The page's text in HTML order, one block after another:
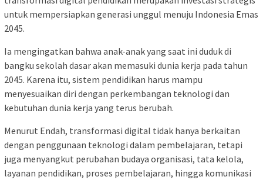
untuk mempersiapkan generasi unggul menuju Indonesia Emas
2045.
Ia mengingatkan bahwa anak-anak yang saat ini duduk di
bangku sekolah dasar akan memasuki dunia kerja pada tahun
2045. Karena itu, sistem pendidikan harus mampu
menyesuaikan diri dengan perkembangan teknologi dan
kebutuhan dunia kerja yang terus berubah.
Menurut Endah, transformasi digital tidak hanya berkaitan
dengan penggunaan teknologi dalam pembelajaran, tetapi
juga menyangkut perubahan budaya organisasi, tata kelola,
layanan pendidikan, proses pembelajaran, hingga komunikasi